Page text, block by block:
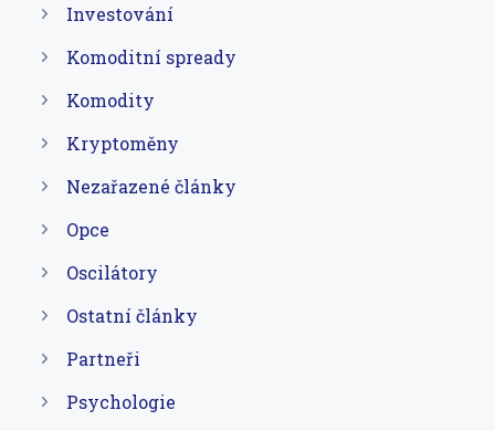
Investování
Komoditní spready
Komodity
Kryptoměny
Nezařazené články
Opce
Oscilátory
Ostatní články
Partneři
Psychologie